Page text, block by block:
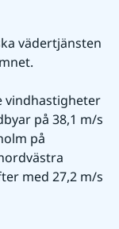
vädertjänsten
vindhastigheter
på 38,1 m/s
på
med 27,2 m/s